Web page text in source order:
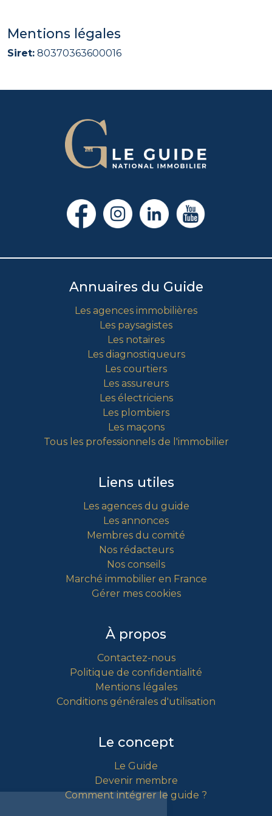
Mentions légales
Siret: 80370363600016
Annuaires du Guide
Les agences immobilières
Les paysagistes
Les notaires
Les diagnostiqueurs
Les courtiers
Les assureurs
Les électriciens
Les plombiers
Les maçons
Tous les professionnels de l'immobilier
Liens utiles
Les agences du guide
Les annonces
Membres du comité
Nos rédacteurs
Nos conseils
Marché immobilier en France
Gérer mes cookies
À propos
Contactez-nous
Politique de confidentialité
Mentions légales
Conditions générales d'utilisation
Le concept
Le Guide
Devenir membre
Comment intégrer le guide ?